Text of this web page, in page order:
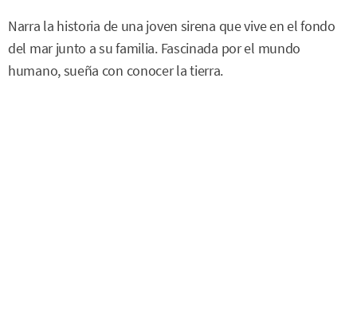
Narra la historia de una joven sirena que vive en el fondo
del mar junto a su familia. Fascinada por el mundo
humano, sueña con conocer la tierra.